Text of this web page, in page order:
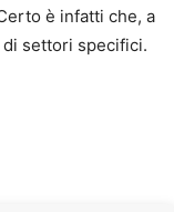
è infatti che, a
settori specifici.